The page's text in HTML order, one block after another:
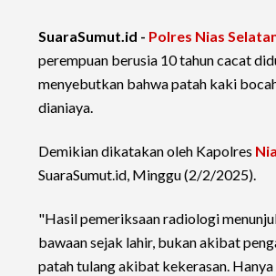
SuaraSumut.id - Polres Nias
perempuan berusia 10 tahun cacat
menyebutkan bahwa patah kaki
dianiaya.
Demikian dikatakan oleh Kapolres
SuaraSumut.id, Minggu (2/2/2025).
"Hasil pemeriksaan radiologi
bawaan sejak lahir, bukan akibat
patah tulang akibat kekerasan.